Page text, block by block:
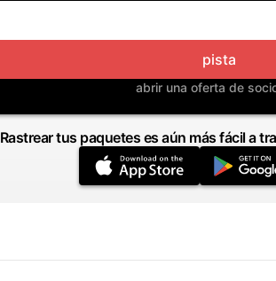
pista
abrir una oferta de
Rastrear tus paquetes es aún más fácil a